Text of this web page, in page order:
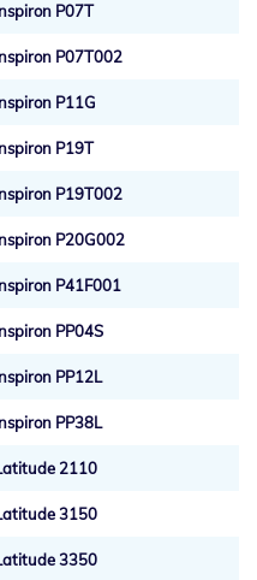
P07T
P07T002
P11G
P19T
P19T002
P20G002
P41F001
PP04S
PP12L
PP38L
2110
3150
3350